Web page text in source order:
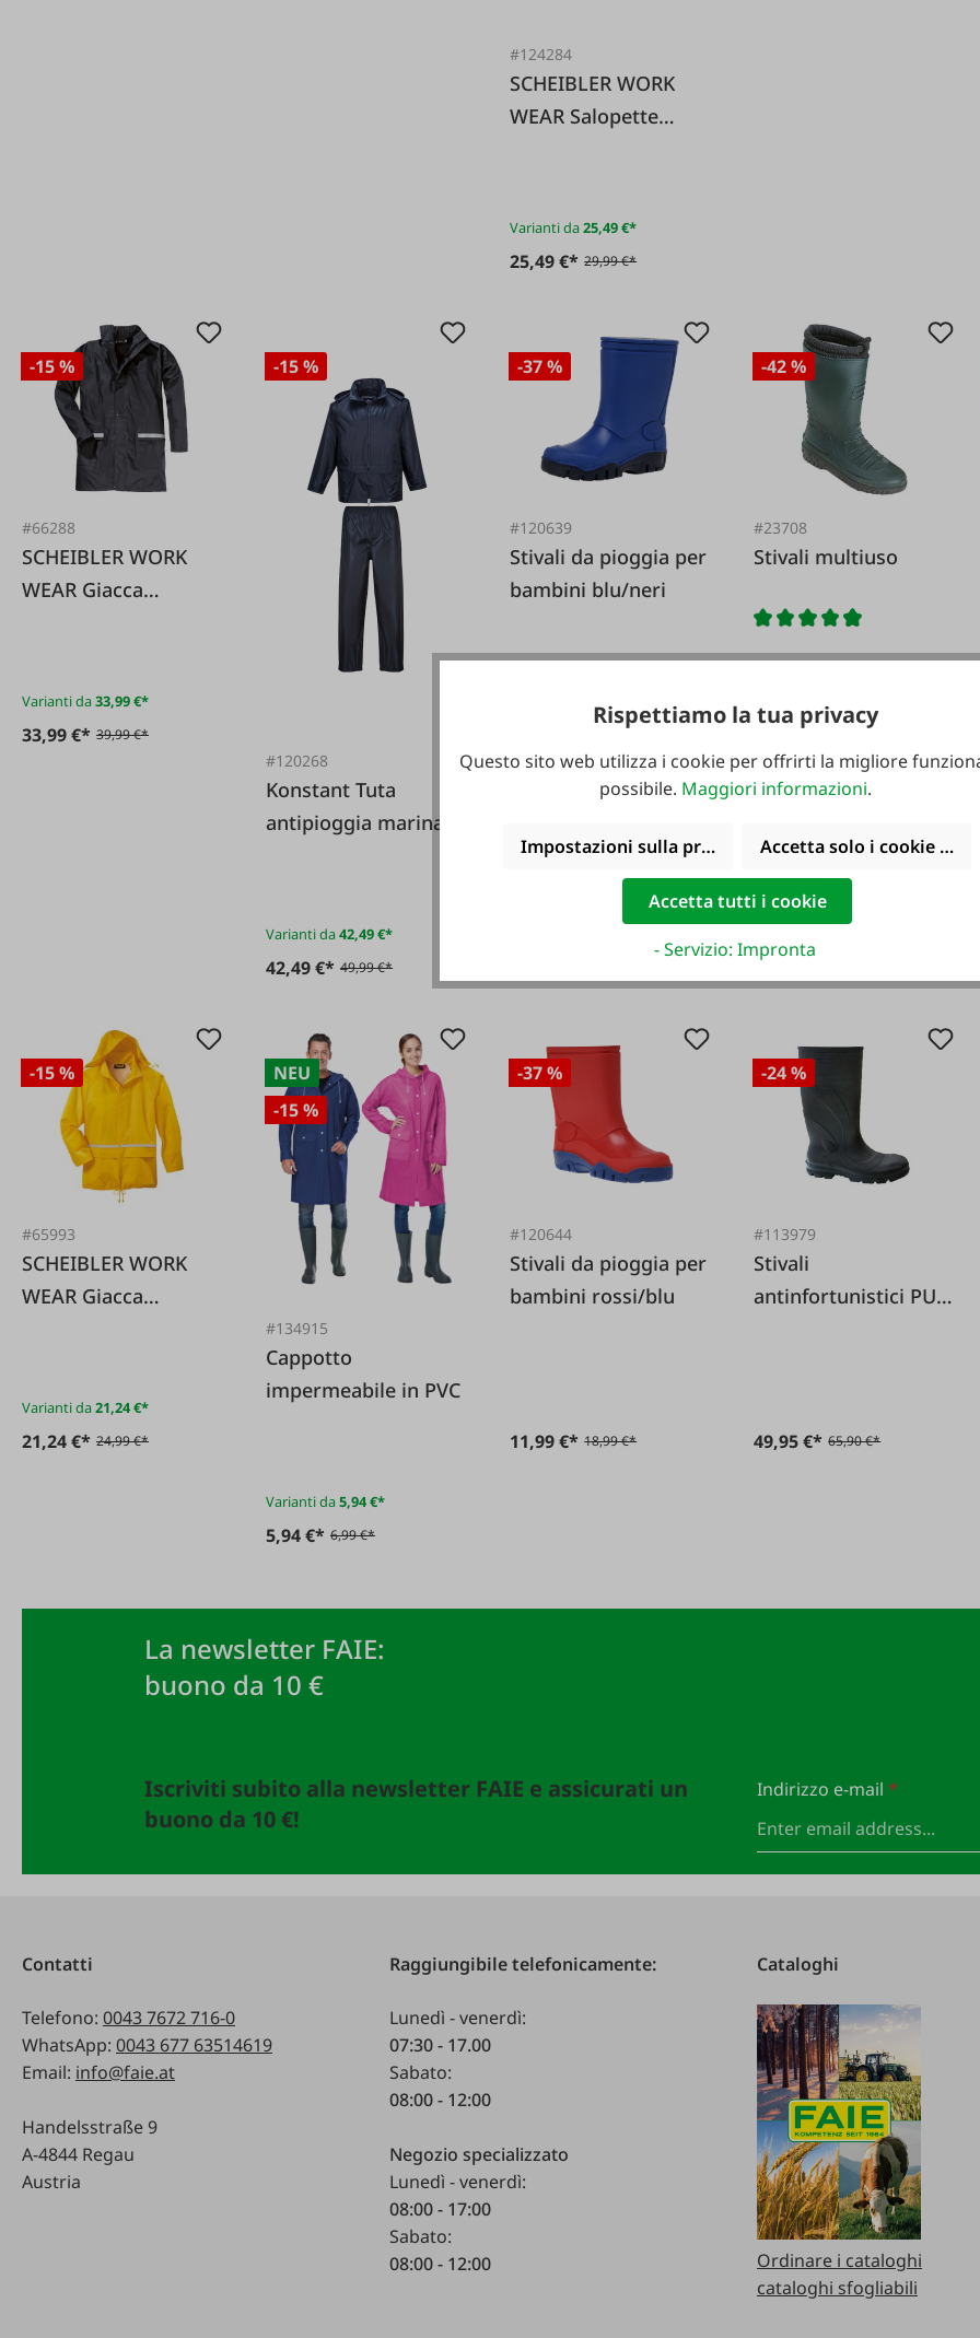
#124284
SCHEIBLER WORK
WEAR Salopette
Varianti da25,49 €*
25,49 €* 29,99 €*
-15 %
#66288
SCHEIBLER WORK
WEAR Giacca
Varianti da33,99 €*
33,99 €* 39,99 €*
-15 %
#120268
Konstant Tuta
antipioggia marina
Varianti da42,49 €*
42,49 €* 49,99 €*
-37 %
#120639
Stivali da pioggia per
bambini blu/neri
11,99 €*
18,99 €*
-42 %
#23708
Stivali multiuso
22,99 €*
-15 %
#65993
SCHEIBLER WORK
WEAR Giacca
Varianti da21,24 €*
21,24 €* 24,99 €*
NEU
-15 %
#134915
Cappotto
impermeabile in PVC
Varianti da5,94 €*
5,94 €* 6,99 €*
-37 %
#120644
Stivali da pioggia per
bambini rossi/blu
11,99 €* 18,99 €*
-24 %
#113979
Stivali
antinfortunistici PU
49,95 €* 65,90 €*
La newsletter FAIE:
buono da 10 €
Iscriviti subito alla newsletter FAIE e assicurati un
buono da 10 €!
Indirizzo e-mail *
Contatti
Telefono: 0043 7672 716-0
WhatsApp: 0043 677 63514619
Email: info@faie.at
Handelsstraße 9
A-4844 Regau
Austria
Raggiungibile telefonicamente:
Lunedì - venerdì:
07:30 - 17.00
Sabato:
08:00 - 12:00
Negozio specializzato
Lunedì - venerdì:
08:00 - 17:00
Sabato:
08:00 - 12:00
Cataloghi
Ordinare i cataloghi
cataloghi sfogliabili
Rispettiamo la tua privacy
Questo sito web utilizza i cookie per offrirti la migliore
possibile. Maggiori informazioni.
Impostazioni sulla privacy Accetta solo i cookie
Accetta tutti i cookie
- Servizio: Impronta